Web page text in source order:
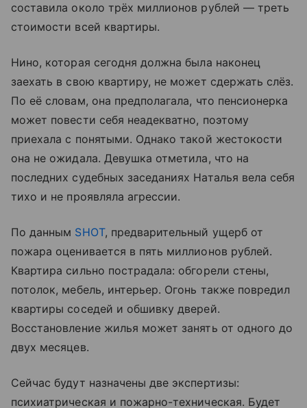
составила около трёх миллионов рублей — треть
стоимости всей квартиры.
Нино, которая сегодня должна была наконец
заехать в свою квартиру, не может сдержать слёз.
По её словам, она предполагала, что пенсионерка
может повести себя неадекватно, поэтому
приехала с понятыми. Однако такой жестокости
она не ожидала. Девушка отметила, что на
последних судебных заседаниях Наталья вела себя
тихо и не проявляла агрессии.
По данным SHOT, предварительный ущерб от
пожара оценивается в пять миллионов рублей.
Квартира сильно пострадала: обгорели стены,
потолок, мебель, интерьер. Огонь также повредил
квартиры соседей и обшивку дверей.
Восстановление жилья может занять от одного до
двух месяцев.
Сейчас будут назначены две экспертизы:
психиатрическая и пожарно-техническая. Будет